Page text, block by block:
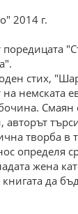
2014 г.
поредицата
стих,
на немската
Смаян
творба в
определя
жена
да